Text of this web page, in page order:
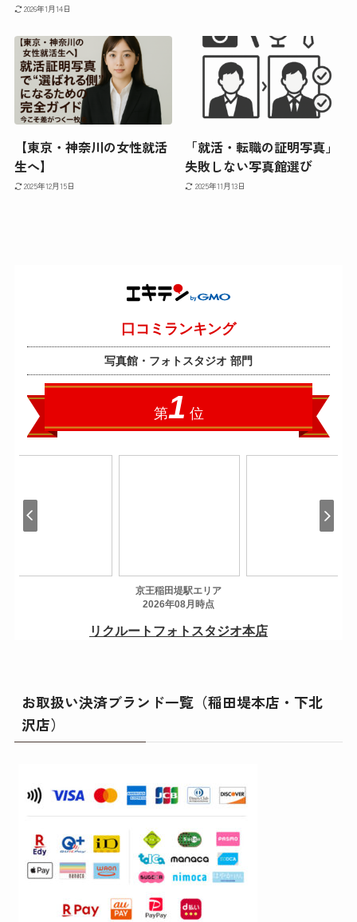
2026年1月14日
【東京・神奈川の女性就活
生へ】
2025年12月15日
「就活・転職の証明写真」
失敗しない写真館選び
2025年11月13日
お取扱い決済ブランド一覧（稲田堤本店・下北
沢店）